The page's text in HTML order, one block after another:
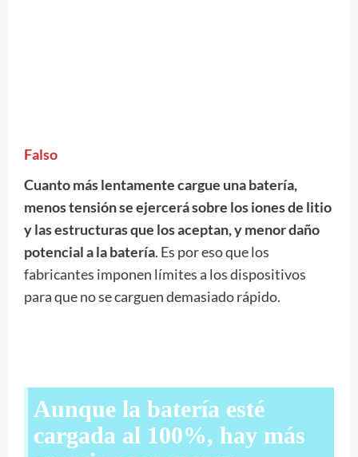
Falso
Cuanto más lentamente cargue una batería,
menos tensión se ejercerá sobre los iones de litio
y las estructuras que los aceptan, y menor daño
potencial a la batería. Es por eso que los
fabricantes imponen límites a los dispositivos
para que no se carguen demasiado rápido.
Aunque la batería esté
cargada al 100%, hay más